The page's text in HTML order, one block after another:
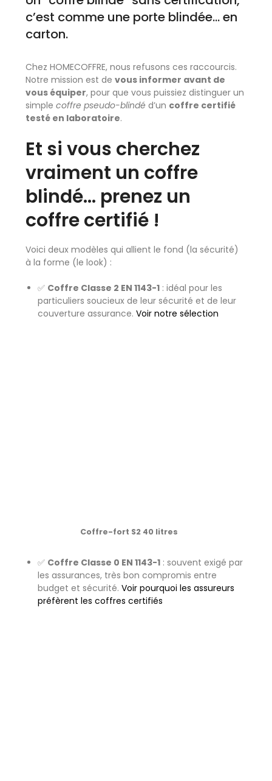
c’est comme une porte blindée… en
carton.
Chez HOMECOFFRE, nous refusons ces raccourcis.
Notre mission est devous informer avant de
vous équiper, pour que vous puissiez distinguer un
simplecoffre pseudo-blindé d’un coffre certifié
testé en laboratoire.
Et si vous cherchez
vraiment un coffre
blindé… prenez un
coffre certifié !
Voici deux modèles qui allient le fond (la sécurité)
à la forme (le look) :
✅ Coffre Classe 2 EN 1143-1 : idéal pour les
particuliers soucieux de leur sécurité et de leur
couverture assurance.Voir notre sélection
Coffre-fort S2 40 litres
✅ Coffre Classe 0 EN 1143-1 : souvent exigé par
les assurances, très bon compromis entre
budget et sécurité.Voir pourquoi les assureurs
préfèrent les coffres certifiés